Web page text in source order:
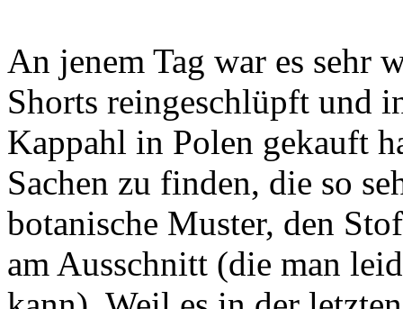
An jenem Tag war es sehr
Shorts reingeschlüpft und
Kappahl in Polen gekauft
Sachen zu finden, die so
botanische Muster, den
am Ausschnitt (die man